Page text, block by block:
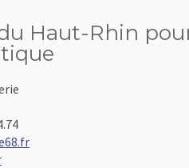
Haut-Rhin